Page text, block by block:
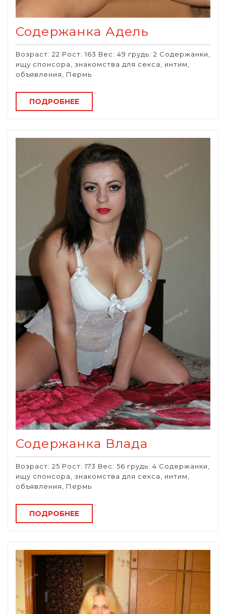
Содержанка Адель
Возраст: 22 Рост: 163 Вес: 49 грудь: 2 Содержанки,
ищу спонсора, знакомства для секса, интим,
объявления, Пермь
ПОДРОБНЕЕ
Содержанка Влада
Возраст: 25 Рост: 173 Вес: 56 грудь: 4 Содержанки,
ищу спонсора, знакомства для секса, интим,
объявления, Пермь
ПОДРОБНЕЕ